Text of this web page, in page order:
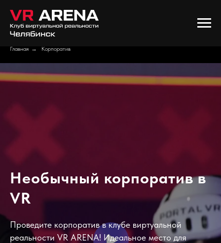
Главная → Корпоратив
Необычный корпоратив в
VR
Проведите корпоратив в клубе виртуальной
реальности VR ARENA! Идеальное место для